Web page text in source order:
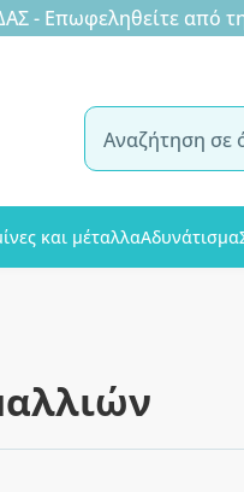
- Επωφεληθείτε από
και μέταλλαΑδυνάτισμα